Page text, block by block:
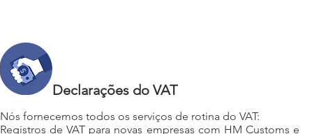
Declarações do VAT
Nós fornecemos todos os serviços de rotina do VAT:
Registros de VAT para novas empresas com HM Customs e